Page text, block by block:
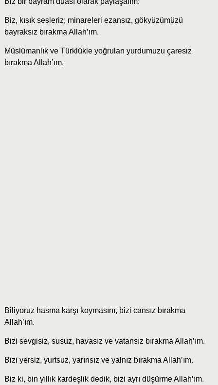
Biz, kısık sesleriz; minareleri ezansız, gökyüzümüzü
bayraksız bırakma Allah’ım.
Müslümanlık ve Türklükle yoğrulan yurdumuzu çaresiz
bırakma Allah’ım.
Biliyoruz hasma karşı koymasını, bizi cansız bırakma
Allah’ım.
Bizi sevgisiz, susuz, havasız ve vatansız bırakma Allah’ım.
Bizi yersiz, yurtsuz, yarınsız ve yalnız bırakma Allah’ım.
Biz ki, bin yıllık kardeşlik dedik, bizi ayrı düşürme Allah’ım.